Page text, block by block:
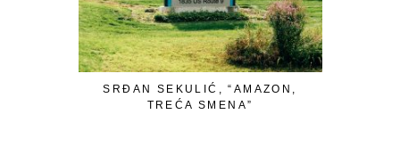
SRĐAN SEKULIĆ, “AMAZON,
TREĆA SMENA”